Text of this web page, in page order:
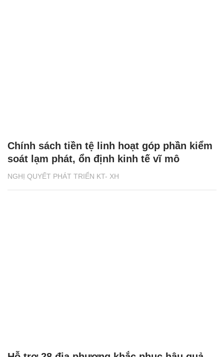
NGHỊ QUYẾT PHÁT TRIỂN KT- XH
Chính sách tiền tệ linh hoạt góp phần kiểm
soát lạm phát, ổn định kinh tế vĩ mô